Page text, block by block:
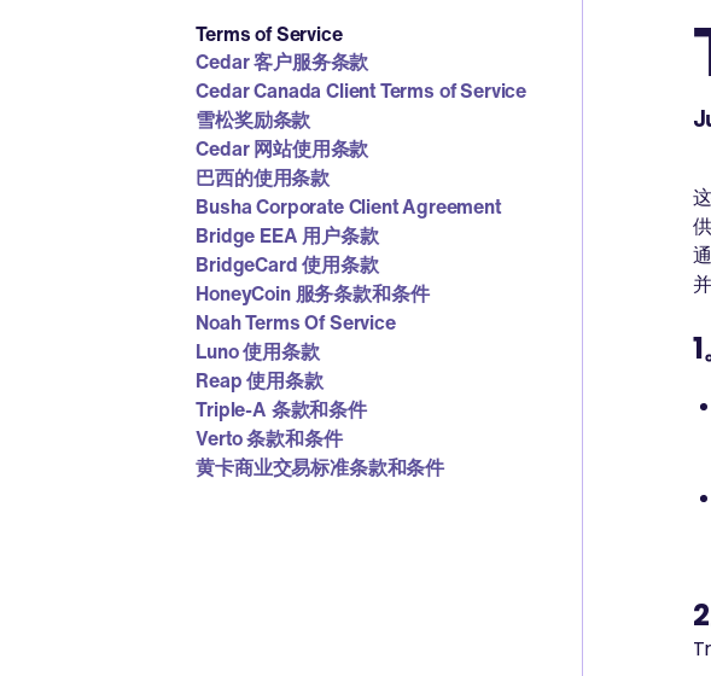
Terms of Service
Cedar 客户服务条款
Cedar Canada Client Terms of Service
雪松奖励条款
Cedar 网站使用条款
巴西的使用条款
Busha Corporate Client Agreement
Bridge EEA 用户条款
BridgeCard 使用条款
HoneyCoin 服务条款和条件
Noah Terms Of Service
Luno 使用条款
Reap 使用条款
Triple-A 条款和条件
Verto 条款和条件
黄卡商业交易标准条款和条件